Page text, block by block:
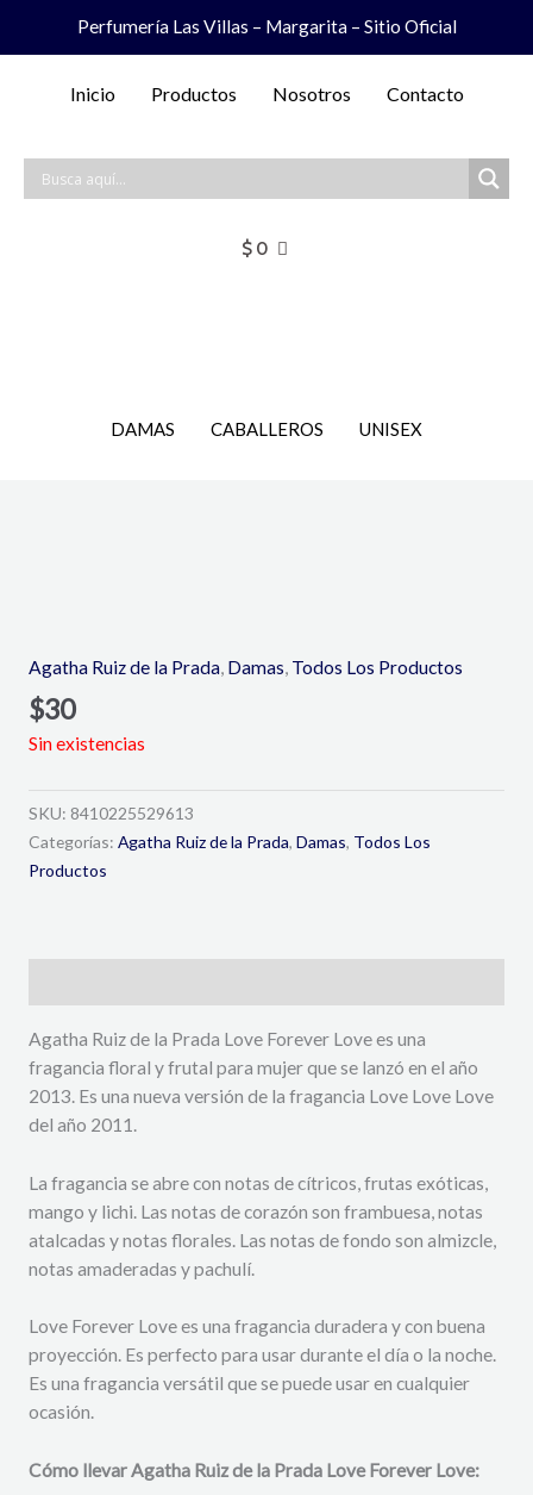
Perfumería Las Villas – Margarita – Sitio Oficial
Inicio Productos Nosotros Contacto
$ 0
DAMAS CABALLEROS UNISEX
Agatha Ruiz de la Prada, Damas Todos Los Productos
$30
Sin existencias
SKU: 8410225529613
Categorías: Agatha Ruiz de la Prada, Damas, Todos Los
Productos
Agatha Ruiz de la Prada Love Forever Love es una
fragancia floral y frutal para mujer que se lanzó en el año
2013. Es una nueva versión de la fragancia Love Love Love
del año 2011.
La fragancia se abre con notas de cítricos, frutas exóticas,
mango y lichi. Las notas de corazón son frambuesa, notas
atalcadas y notas florales. Las notas de fondo son almizcle,
notas amaderadas y pachulí.
Love Forever Love es una fragancia duradera y con buena
proyección. Es perfecto para usar durante el día o la noche.
Es una fragancia versátil que se puede usar en cualquier
ocasión.
Cómo llevar Agatha Ruiz de la Prada Love Forever Love: